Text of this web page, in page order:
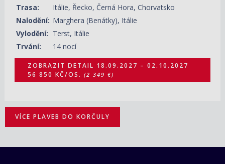
Trasa:
Itálie, Řecko, Černá Hora, Chorvatsko
Nalodění: Marghera (Benátky), Itálie
Vylodění: Terst, Itálie
Trvání:
14 nocí
ZOBRAZIT DETAIL 18.09.2027 – 02.10.2027
56 850 KČ/OS. (2 349 €)
VÍCE PLAVEB DO KORČULY